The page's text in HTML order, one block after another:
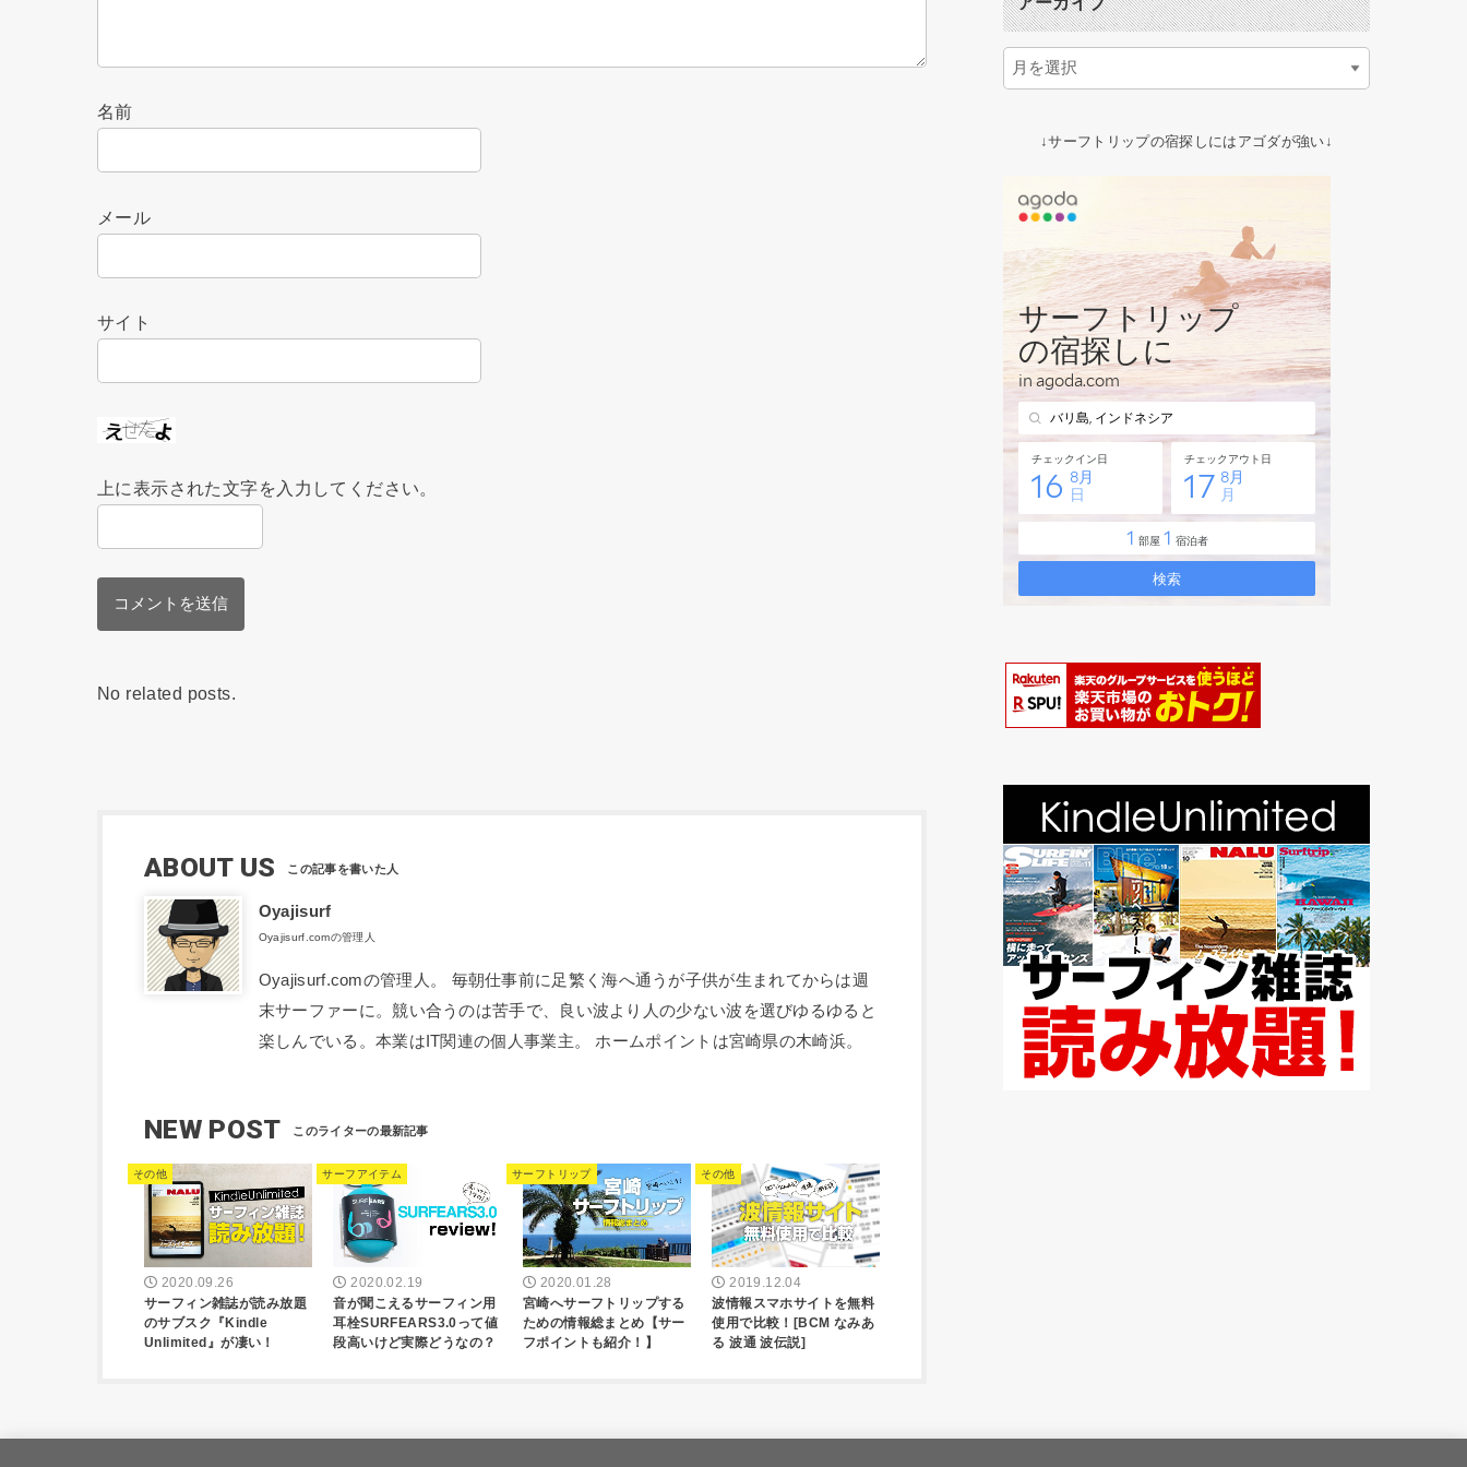
名前
メール
サイト
上に表示された文字を入力してください。
No related posts.
ABOUT US
Oyajisurf
Oyajisurf.comの管理人
Oyajisurf.comの管理人。 毎朝仕事前に足繁く海へ通うが子供が生まれてからは週
末サーファーに。競い合うのは苦手で、良い波より人の少ない波を選びゆるゆると
楽しんでいる。本業はIT関連の個人事業主。 ホームポイントは宮崎県の木崎浜。
NEW POST
その他
2020.09.26
サーフィン雑誌が読み放題
のサブスク『Kindle
Unlimited』が凄い！
サーフアイテム
2020.02.19
音が聞こえるサーフィン用
耳栓SURFEARS3.0って値
段高いけど実際どうなの？
サーフトリップ
2020.01.28
宮崎へサーフトリップする
ための情報総まとめ【サー
フポイントも紹介！】
その他
2019.12.04
波情報スマホサイトを無料
使用で比較！[BCM なみあ
る 波通 波伝説]
↓サーフトリップの宿探しにはアゴダが強い↓